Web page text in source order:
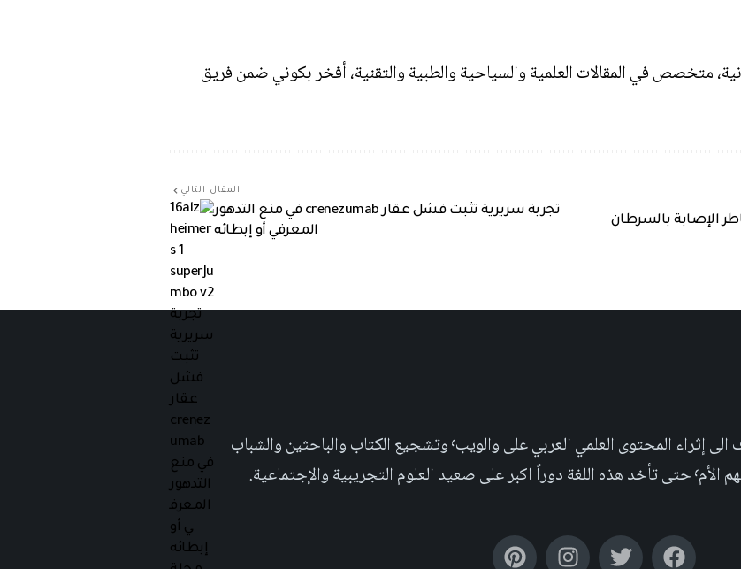
متخصص في المقالات العلمية والسياحية والطبية والتقنية، أفخر بكوني ضمن فريق
الإصابة بالسرطان
المقال التالي
تجربة سريرية تثبت فشل عقار crenezumab في منع التدهور
المعرفي أو إبطائه
مجلة علمية عربية غير ربحية، تهدف الى إثراء المحتوى العلمي العربي على والويب٬ وتشجيع الكتاب والباحثين والشباب
والإجتماعية.